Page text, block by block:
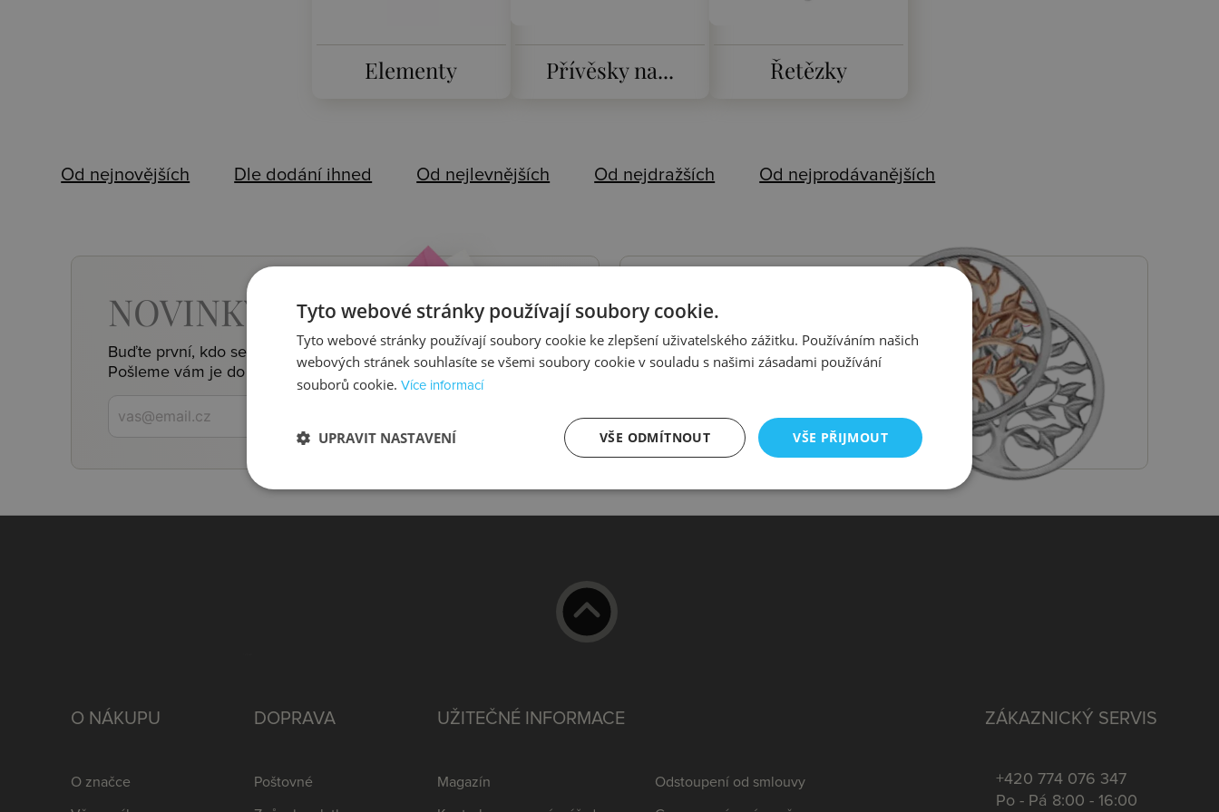
Elementy Přívěsky na... Řetězky
Od nejnovějších Dle dodání ihned Od nejlevnějších Od nejdražších Od nejprodávanějších
NOVINKY, SLEVY, AKCE
Buďte první, kdo se o nich dozví.
Pošleme vám je do e-mailu.
ÚČET HOT DIAMONDS
Přihlaste se k účtu Hot Diamonds a
získejteslevy a výhody členství.
Přihlášení Registrace
ZÁKAZNICKÝ SERVIS
+420 774 076 347
Po - Pá 8:00 - 16:00
O NÁKUPU
O značce
DOPRAVA
Poštovné
UŽITEČNÉ INFORMACE
Magazín Odstoupení od smlouvy
Tyto webové stránky používají soubory cookie.
Tyto webové stránky používají soubory cookie ke zlepšení uživatelského zážitku. Používáním našich
webových stránek souhlasíte se všemi soubory cookie v souladu s našimi zásadami používání
souborů cookie. Více informací
VŠE PŘIJMOUT
VŠE ODMÍTNOUT
UPRAVIT NASTAVENÍ